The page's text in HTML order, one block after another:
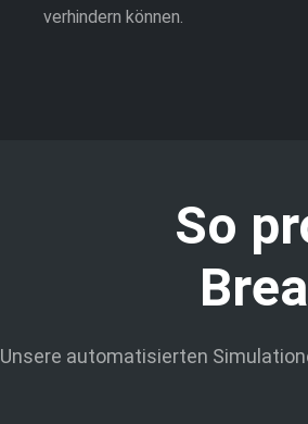
verhindern können.
So
Unsere automatisierten